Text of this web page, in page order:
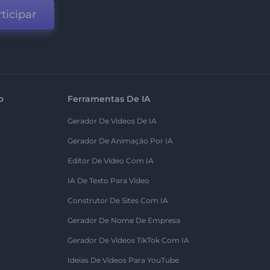
Ferramentas De IA
Gerador De Vídeos De IA
Gerador De Animação Por IA
Editor De Vídeo Com IA
IA De Texto Para Vídeo
Construtor De Sites Com IA
Gerador De Nome De Empresa
Gerador De Vídeos TikTok Com IA
Ideias De Vídeos Para YouTube